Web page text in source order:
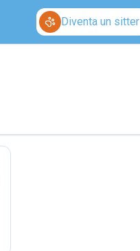
Diventa un sitter